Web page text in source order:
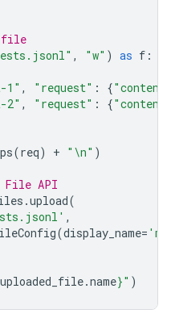
file
, "w" ) as f :
1" , "request" : {
2" , "request" : {
(req) + " \n" )
API
.upload(
,
(display_name=
uploaded_file.name}" )